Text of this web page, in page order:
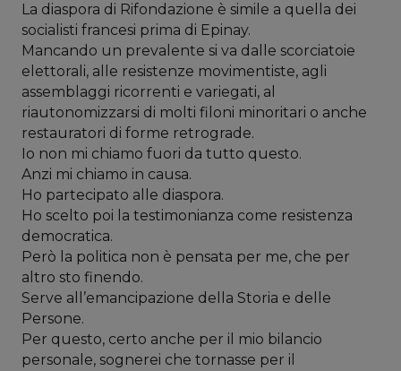
La diaspora di Rifondazione è simile a quella dei
socialisti francesi prima di Epinay.
Mancando un prevalente si va dalle scorciatoie
elettorali, alle resistenze movimentiste, agli
assemblaggi ricorrenti e variegati, al
riautonomizzarsi di molti filoni minoritari o anche
restauratori di forme retrograde.
Io non mi chiamo fuori da tutto questo.
Anzi mi chiamo in causa.
Ho partecipato alle diaspora.
Ho scelto poi la testimonianza come resistenza
democratica.
Però la politica non è pensata per me, che per
altro sto finendo.
Serve all’emancipazione della Storia e delle
Persone.
Per questo, certo anche per il mio bilancio
personale, sognerei che tornasse per il